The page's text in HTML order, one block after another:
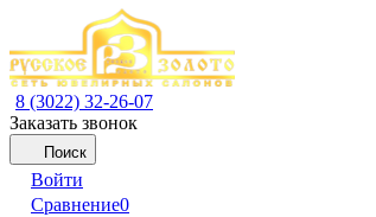
8 (3022) 32-26-07
Заказать звонок
Поиск
Войти
Сравнение0